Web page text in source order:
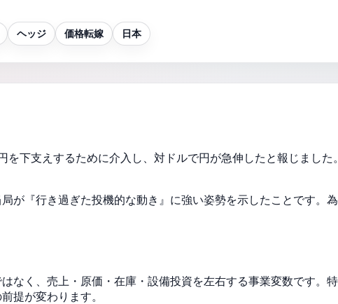
ヘッジ 価格転嫁 日本
を下支えするために介入し、対ドルで円が急伸したと報じまし
が『行き過ぎた投機的な動き』に強い姿勢を示したことです。
なく、売上・原価・在庫・設備投資を左右する事業変数です。
提が変わります。